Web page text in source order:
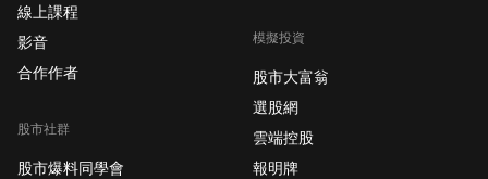
第二堂：熟悉金融工具的特性
正在上
【獵股快手PC版】基本簡介
線上課程
影音
合作作者
股市社群
股市爆料同學會
模擬投資
股市大富翁
選股網
雲端控股
報明牌